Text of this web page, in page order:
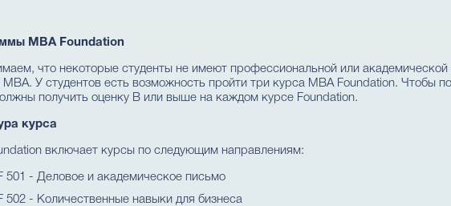
MBA Foundation
что некоторые студенты не имеют профессиональной или
У студентов есть возможность пройти три курса MBA Foundation. Чтобы
получить оценку B или выше на каждом курсе Foundation.
курса
включает курсы по следующим направлениям:
501 - Деловое и академическое письмо
502 - Количественные навыки для бизнеса